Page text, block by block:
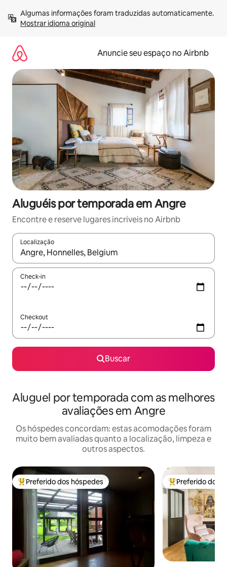
para
Mostrar idioma original
Anuncie seu espaço no Airbnb
Aluguéis por temporada em Angre
Encontre e reserve lugares incríveis no Airbnb
Localização
Quando os resultados estiverem disponíveis, explore-os
Check-in
Checkout
Buscar
Aluguel por temporada com as melhores
avaliações em Angre
Os hóspedes concordam: estas acomodações foram
muito bem avaliadas quanto a localização, limpeza e
outros aspectos.
Entre os melhores preferidos dos hóspedes
Preferido dos hóspedes Entre os
Preferido dos